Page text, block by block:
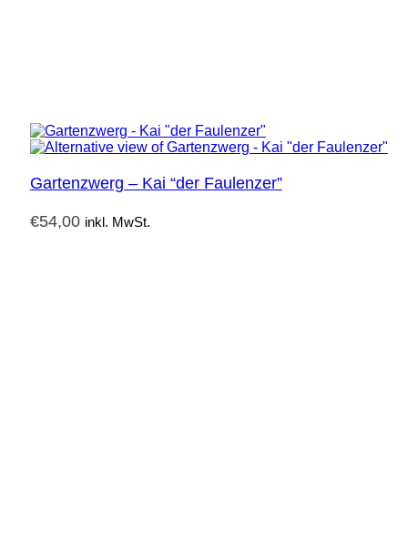
Gartenzwerg – Kai “der Faulenzer”
€54,00 inkl. MwSt.